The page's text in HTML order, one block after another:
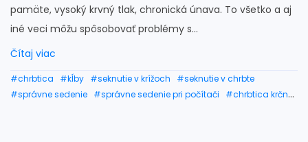
pamäte, vysoký krvný tlak, chronická únava. To všetko a aj
iné veci môžu spôsobovať problémy s...
Čítaj viac
#chrbtica #kĺby #seknutie v krížoch
#seknutie v chrbte
#správne sedenie #správne sedenie pri počítači
#chrbtica krčná